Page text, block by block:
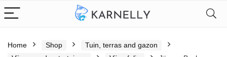
Home Shop
Tuin, terras and gazon